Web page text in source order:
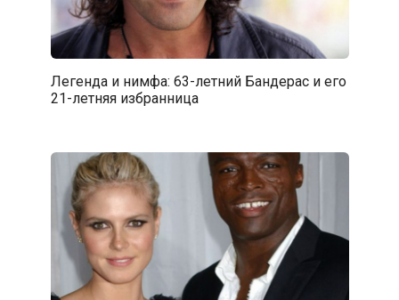
Легенда и нимфа: 63-летний Бандерас и его
21-летняя избранница